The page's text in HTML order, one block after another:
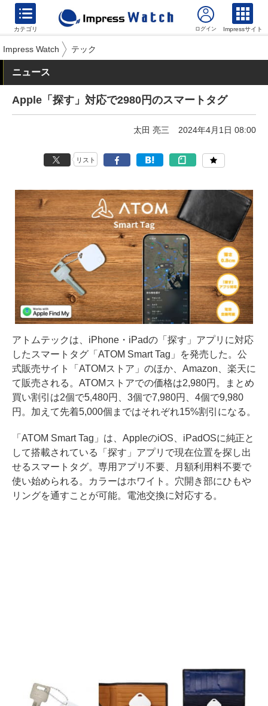
カテゴリ Impressサイト
Impress Watch テック
ニュース
Apple「探す」対応で2980円のスマートタグ
太田 亮三 2024年4月1日 08:00
リスト
アトムテックは、iPhone・iPadの「探す」アプリに対応
したスマートタグ「ATOM Smart Tag」を発売した。公
式販売サイト「ATOMストア」のほか、Amazon、楽天に
て販売される。ATOMストアでの価格は2,980円。まとめ
買い割引は2個で5,480円、3個で7,980円、4個で9,980
円。加えて先着5,000個まではそれぞれ15%割引になる。
「ATOM Smart Tag」は、AppleのiOS、iPadOSに純正と
して搭載されている「探す」アプリで現在位置を探し出
せるスマートタグ。専用アプリ不要、月額利用料不要で
使い始められる。カラーはホワイト。穴開き部にひもや
リングを通すことが可能。電池交換に対応する。